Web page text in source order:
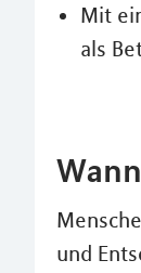
Mit
als
und